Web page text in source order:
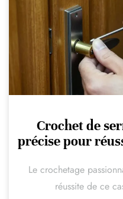
Crochet de
précise pour
Le crochetage
réussite de ce